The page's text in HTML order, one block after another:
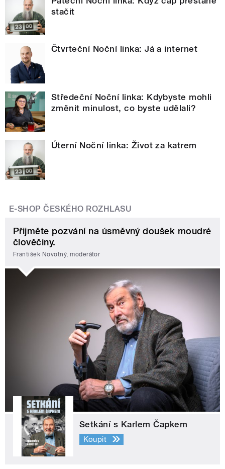
stačit
Čtvrteční Noční linka: Já a internet
Středeční Noční linka: Kdybyste mohli
změnit minulost, co byste udělali?
Úterní Noční linka: Život za katrem
E-SHOP ČESKÉHO ROZHLASU
Přijměte pozvání na úsměvný doušek moudré
člověčiny.
František Novotný, moderátor
Setkání s Karlem Čapkem
Koupit